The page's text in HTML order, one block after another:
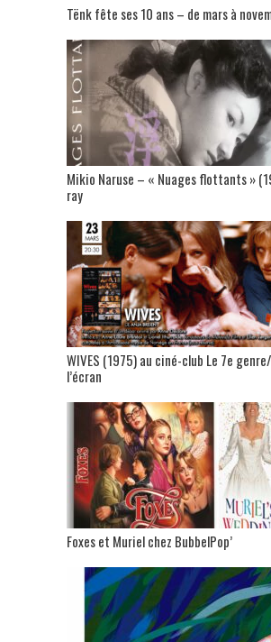
Tënk fête ses 10 ans – de mars à
Mikio Naruse – « Nuages flottants »
ray
WIVES (1975) au ciné-club Le 7e
l’écran
Foxes et Muriel chez BubbelPop’